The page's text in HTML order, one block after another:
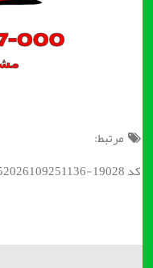
مرتبط:
کد BSC : 46341183307152026109251136-19028;